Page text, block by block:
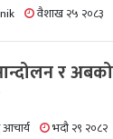
वैशाख २५ २०८३
र
आचार्य भदौ २९ २०८२